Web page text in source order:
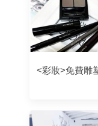
<彩妝>免費雕